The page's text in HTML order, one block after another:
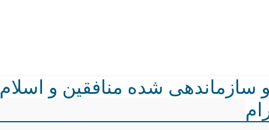
سازماندهی شده منافقین و اسلام